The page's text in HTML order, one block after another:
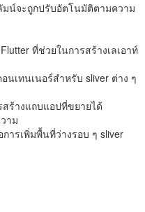
น์จะถูกปรับอัตโนมัติตามความ
ที่ช่วยในการสร้างเลเอาท์
นเทนเนอร์สำหรับ sliver ต่าง ๆ
ร้างแถบแอปที่ขยายได้
าม
ารเพิ่มพื้นที่ว่างรอบ ๆ sliver